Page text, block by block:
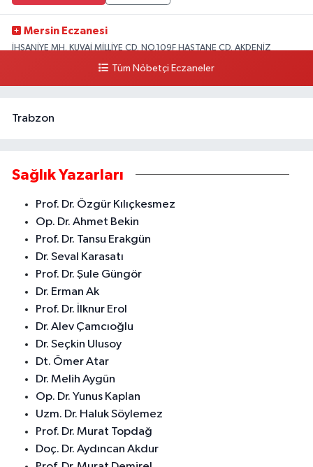
Mersin Eczanesi
İHSANİYE MH. KUVAİ MİLLİYE CD. NO.109F HASTANE CD. AKDENİZ
Tüm Nöbetçi Eczaneler
Trabzon
Sağlık Yazarları
Prof. Dr. Özgür Kılıçkesmez
Op. Dr. Ahmet Bekin
Prof. Dr. Tansu Erakgün
Dr. Seval Karasatı
Prof. Dr. Şule Güngör
Dr. Erman Ak
Prof. Dr. İlknur Erol
Dr. Alev Çamcıoğlu
Dr. Seçkin Ulusoy
Dt. Ömer Atar
Dr. Melih Aygün
Op. Dr. Yunus Kaplan
Uzm. Dr. Haluk Söylemez
Prof. Dr. Murat Topdağ
Doç. Dr. Aydıncan Akdur